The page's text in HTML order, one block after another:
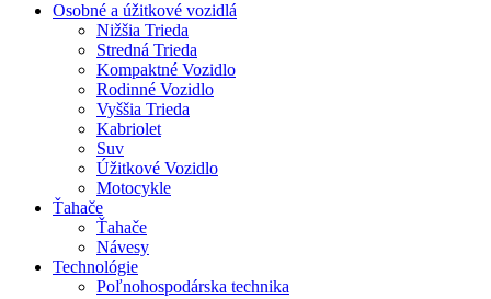
Osobné a úžitkové vozidlá
Nižšia Trieda
Stredná Trieda
Kompaktné Vozidlo
Rodinné Vozidlo
Vyššia Trieda
Kabriolet
Suv
Úžitkové Vozidlo
Motocykle
Ťahače
Ťahače
Návesy
Technológie
Poľnohospodárska technika